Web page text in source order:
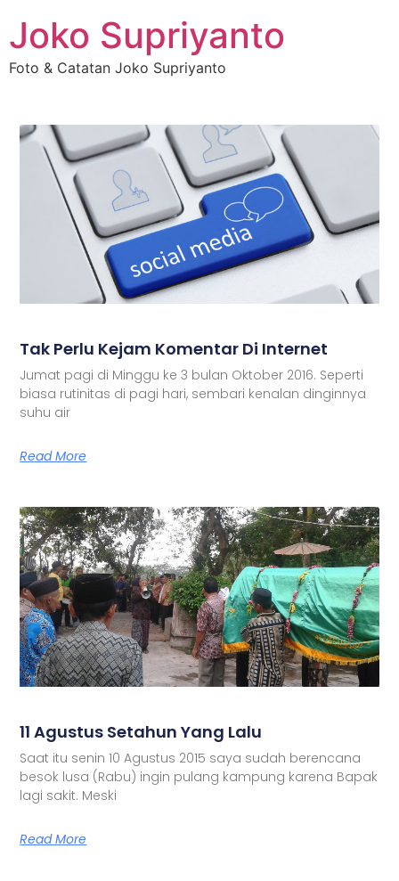
Joko Supriyanto
Foto & Catatan Joko Supriyanto
Tak Perlu Kejam Komentar Di Internet
Jumat pagi di Minggu ke 3 bulan Oktober 2016. Seperti
biasa rutinitas di pagi hari, sembari kenalan dinginnya
suhu air
Read More
11 Agustus Setahun Yang Lalu
Saat itu senin 10 Agustus 2015 saya sudah berencana
besok lusa (Rabu) ingin pulang kampung karena Bapak
lagi sakit. Meski
Read More